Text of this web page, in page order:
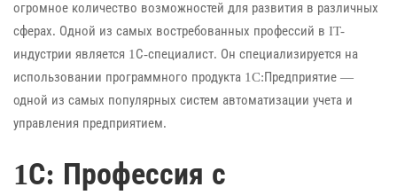
огромное количество возможностей для развития в различных
сферах. Одной из самых востребованных профессий в IT-
индустрии является 1С-специалист. Он специализируется на
использовании программного продукта 1C:Предприятие —
одной из самых популярных систем автоматизации учета и
управления предприятием.
1С: Профессия с